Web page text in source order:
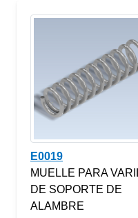
E0019
MUELLE PARA
DE SOPORTE DE
ALAMBRE